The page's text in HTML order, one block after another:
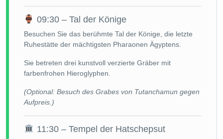
09:30 – Tal der Könige
Besuchen Sie das berühmte Tal der Könige, die letzte
Ruhestätte der mächtigsten Pharaonen Ägyptens.
Sie betreten drei kunstvoll verzierte Gräber mit
farbenfrohen Hieroglyphen.
(Optional: Besuch des Grabes von Tutanchamun gegen
Aufpreis.)
11:30 – Tempel der Hatschepsut